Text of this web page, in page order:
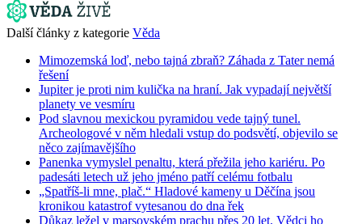
Další články z kategorie Věda
Mimozemská loď, nebo tajná zbraň? Záhada z Tater nemá
řešení
Jupiter je proti nim kulička na hraní. Jak vypadají největší
planety ve vesmíru
Pod slavnou mexickou pyramidou vede tajný tunel.
Archeologové v něm hledali vstup do podsvětí, objevilo se
něco zajímavějšího
Panenka vymyslel penaltu, která přežila jeho kariéru. Po
padesáti letech už jeho jméno patří celému fotbalu
„Spatříš-li mne, plač.“ Hladové kameny u Děčína jsou
kronikou katastrof vytesanou do dna řek
Důkaz ležel v marsovském prachu přes 20 let. Vědci ho